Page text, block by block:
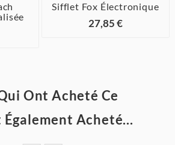
Sifflet Fox Électronique
27,85 €
Ont Acheté Ce
Acheté...